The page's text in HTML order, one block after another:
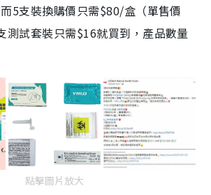
而5支裝換購價只需$80/盒（單售價
測試套裝只需$16就買到，產品數量
點擊圖片放大